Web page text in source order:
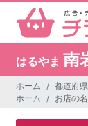
はるやま 南
ホーム 都道府
ホーム
お店の